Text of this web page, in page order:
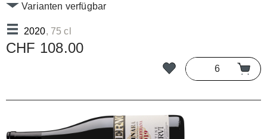
2020, 75 cl
Varianten verfügbar
CHF 108.00